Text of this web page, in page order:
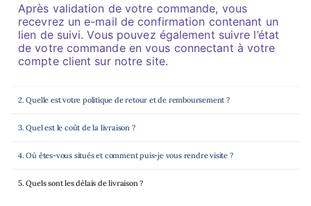
Après validation de votre commande, vous
recevrez un e-mail de confirmation contenant un
lien de suivi. Vous pouvez également suivre l’état
de votre commande en vous connectant à votre
compte client sur notre site.
2. Quelle est votre politique de retour et de remboursement ?
3. Quel est le coût de la livraison ?
4. Où êtes-vous situés et comment puis-je vous rendre visite ?
5. Quels sont les délais de livraison ?